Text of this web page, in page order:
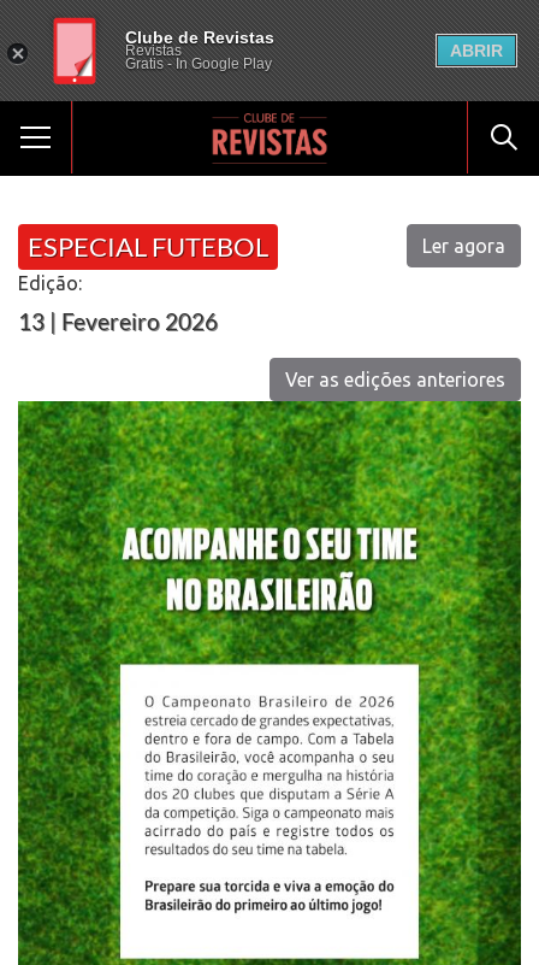
ESPECIAL FUTEBOL
Edição:
13 | Fevereiro 2026
Ler agora
Ver as edições anteriores
Clube de Revistas
Revistas
Gratis - In Google Play
ABRIR